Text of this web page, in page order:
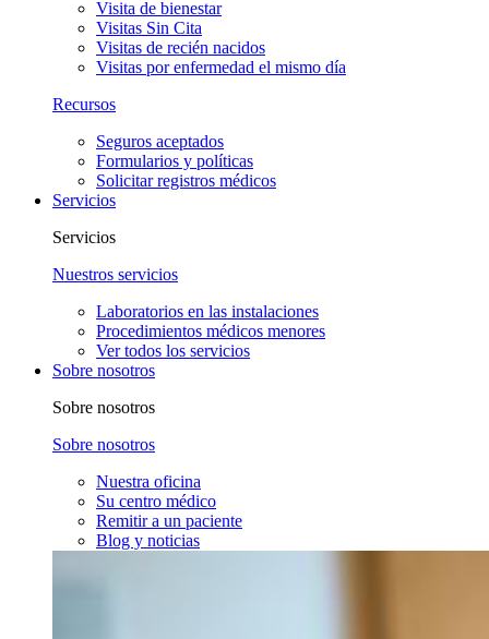
Visita de bienestar
Visitas Sin Cita
Visitas de recién nacidos
Visitas por enfermedad el mismo día
Recursos
Seguros aceptados
Formularios y políticas
Solicitar registros médicos
Servicios
Servicios
Nuestros servicios
Laboratorios en las instalaciones
Procedimientos médicos menores
Ver todos los servicios
Sobre nosotros
Sobre nosotros
Sobre nosotros
Nuestra oficina
Su centro médico
Remitir a un paciente
Blog y noticias